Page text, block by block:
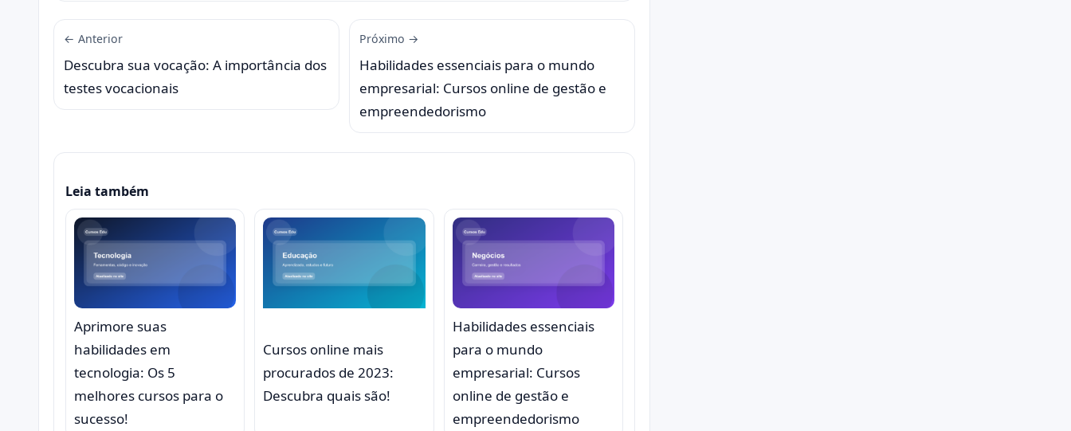
← Anterior
Descubra sua vocação: A importância dos
testes vocacionais
Próximo →
Habilidades essenciais para o mundo
empresarial: Cursos online de gestão e
empreendedorismo
Leia também
Aprimore suas
habilidades em
tecnologia: Os 5
melhores cursos para o
sucesso!
Cursos online mais
procurados de 2023:
Descubra quais são!
Habilidades essenciais
para o mundo
empresarial: Cursos
online de gestão e
empreendedorismo